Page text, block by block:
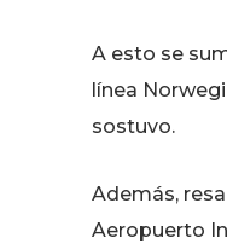
A esto se
línea
sostuvo.
Además,
Aeropuerto